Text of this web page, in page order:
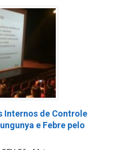
Internos de Controle
e Febre pelo